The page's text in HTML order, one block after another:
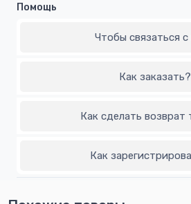
Помощь
Чтобы связаться с
Как заказать?
Как сделать возврат
Как